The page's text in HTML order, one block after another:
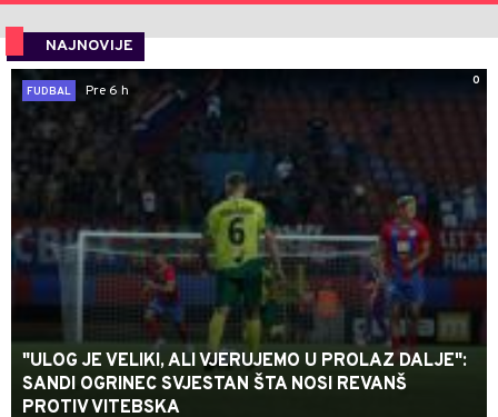
NAJNOVIJE
0
FUDBAL
Pre 6 h
"ULOG JE VELIKI, ALI VJERUJEMO U PROLAZ DALJE":
SANDI OGRINEC SVJESTAN ŠTA NOSI REVANŠ
PROTIV VITEBSKA